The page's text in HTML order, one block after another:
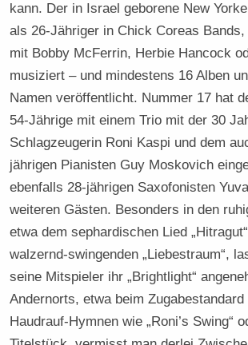
kann. Der in Israel geborene New
als 26-Jähriger in Chick Coreas
mit Bobby McFerrin, Herbie Hancock
musiziert – und mindestens 16 Alben
Namen veröffentlicht. Nummer 17 hat
54-Jährige mit einem Trio mit der 30
Schlagzeugerin Roni Kaspi und dem
jährigen Pianisten Guy Moskovich
ebenfalls 28-jährigen Saxofonisten
weiteren Gästen. Besonders in den
etwa dem sephardischen Lied
walzernd-swingenden „Liebestraum“,
seine Mitspieler ihr „Brightlight“
Andernorts, etwa beim Zugabestandard
Haudrauf-Hymnen wie „Roni’s Swing“